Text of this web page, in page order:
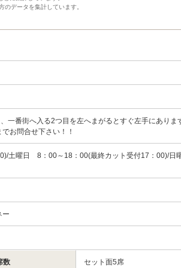
データを集計しています。
一番街へ入る2つ目を左へまがるとすぐ左手にありま
お問合せ下さい！！
土曜日 8：00～18：00(最終カット受付17：00)/
ー
数 セット面5席